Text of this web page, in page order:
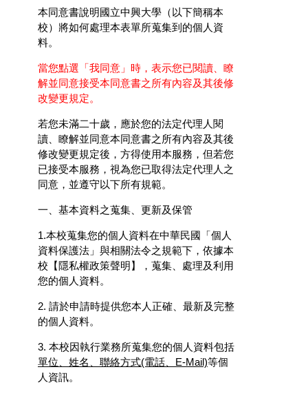
本同意書說明國立中興大學（以下簡稱本
校）將如何處理本表單所蒐集到的個人資
料。
當您點選「我同意」時，表示您已閱讀、瞭
解並同意接受本同意書之所有內容及其後修
改變更規定。
若您未滿二十歲，應於您的法定代理人閱
讀、瞭解並同意本同意書之所有內容及其後
修改變更規定後，方得使用本服務，但若您
已接受本服務，視為您已取得法定代理人之
同意，並遵守以下所有規範。
一、基本資料之蒐集、更新及保管
1.本校蒐集您的個人資料在中華民國「個人
資料保護法」與相關法令之規範下，依據本
校【隱私權政策聲明】，蒐集、處理及利用
您的個人資料。
2. 請於申請時提供您本人正確、最新及完整
的個人資料。
3. 本校因執行業務所蒐集您的個人資料包括
單位、姓名、聯絡方式(電話、E-Mail)等個
人資訊。